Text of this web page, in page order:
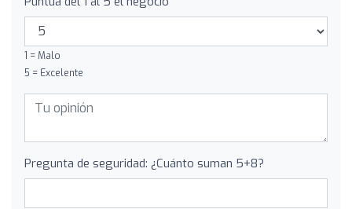
1 = Malo
5 = Excelente
Pregunta de seguridad: ¿Cuánto suman 5+8?